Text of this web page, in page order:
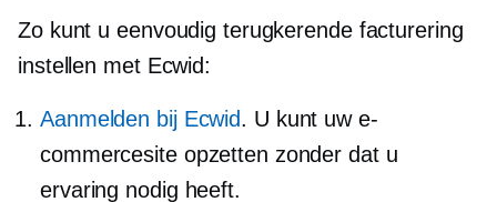
Zo kunt u eenvoudig terugkerende facturering
instellen met Ecwid:
Aanmelden bij Ecwid. U kunt uw e-
commercesite opzetten zonder dat u
ervaring nodig heeft.